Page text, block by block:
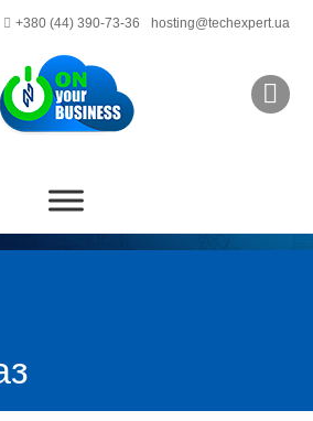
+380 (44) 390-73-36 hosting@techexpert.ua